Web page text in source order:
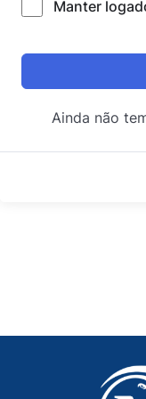
Manter
Ainda não